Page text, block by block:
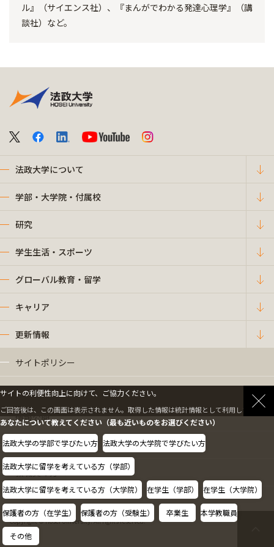
ル』（サイエンス社）、『まんがでわかる発達心理学』（講
談社）など。
法政大学について
学部・大学院・付属校
研究
学生生活・スポーツ
グローバル教育・留学
キャリア
更新情報
サイトポリシー
プライバシーポリシー
情報公開
採用情報
教職員の方へ
Copyright © Hosei University. All rights reserved.
サイトの利便性向上に向けて、ご協力ください。
ご回答後は、この画面は表示されません。取得した情報は統計情報として利用します。
あなたについて教えてください（最も近いものをお選びください）
法政大学の学部で学びたい方 法政大学の大学院で学びたい方
法政大学に留学を考えている方（学部）
法政大学に留学を考えている方（大学院） 在学生（学部） 在学生（大学院）
保護者の方（在学生） 保護者の方（受験生） 卒業生 本学教職員
その他